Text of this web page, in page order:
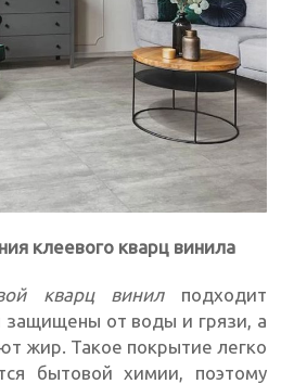
клеевого кварц винила
кварц винилподходит
защищены от воды и грязи, а
жир. Такое покрытие легко
бытовой химии, поэтому